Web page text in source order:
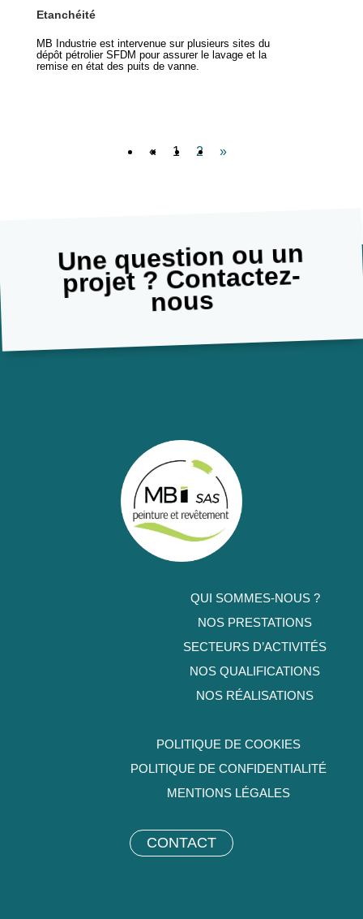
Etanchéité
MB Industrie est intervenue sur plusieurs sites du
dépôt pétrolier SFDM pour assurer le lavage et la
remise en état des puits de vanne.
« 1 2 »
Une question ou un
projet ? Contactez-
nous
QUI SOMMES-NOUS ?
NOS PRESTATIONS
SECTEURS D’ACTIVITÉS
NOS QUALIFICATIONS
NOS RÉALISATIONS
POLITIQUE DE COOKIES
POLITIQUE DE CONFIDENTIALITÉ
MENTIONS LÉGALES
CONTACT